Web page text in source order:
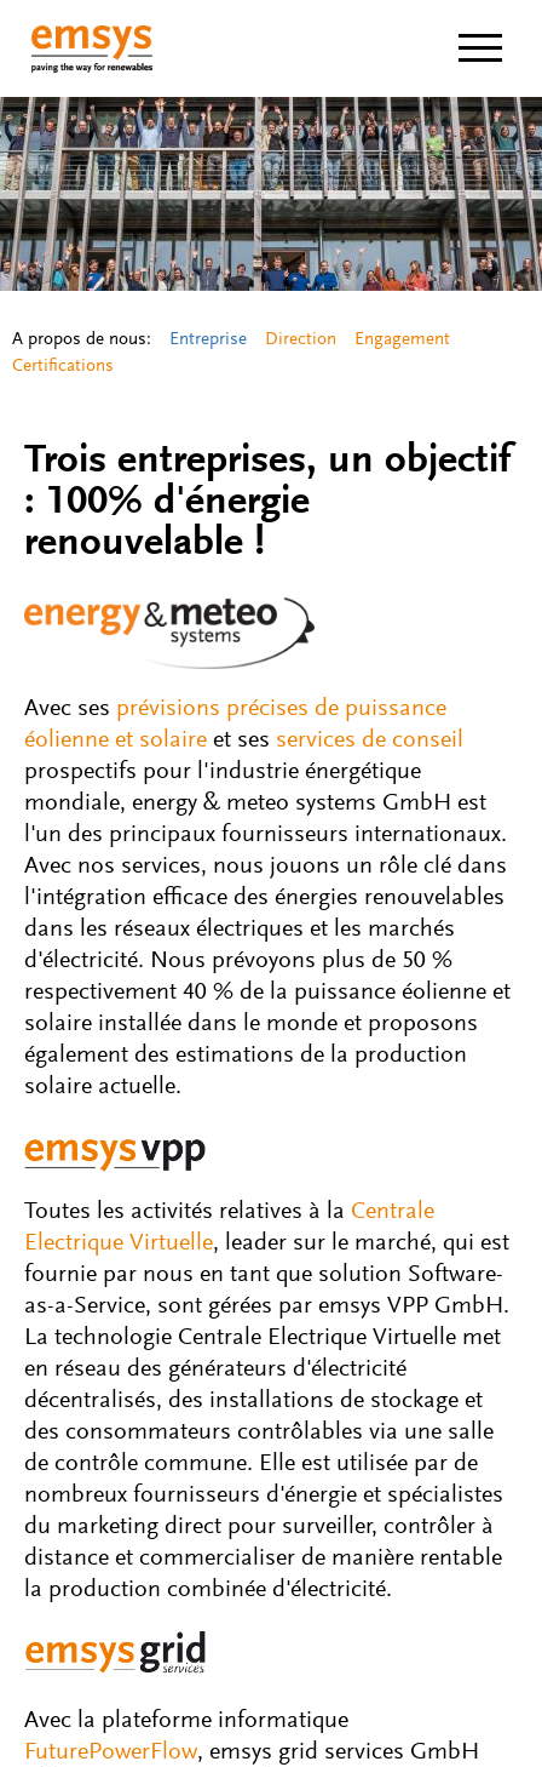
A propos de nous: Entreprise Direction
Engagement
Certifications
Trois entreprises, un objectif
: 100% d'énergie
renouvelable !
Avec ses prévisions précises de puissance
éolienne et solaire et ses services de conseil
prospectifs pour l'industrie énergétique
mondiale, energy & meteo systems GmbH est
l'un des principaux fournisseurs internationaux.
Avec nos services, nous jouons un rôle clé dans
l'intégration efficace des énergies renouvelables
dans les réseaux électriques et les marchés
d'électricité. Nous prévoyons plus de 50 %
respectivement 40 % de la puissance éolienne et
solaire installée dans le monde et proposons
également des estimations de la production
solaire actuelle.
Toutes les activités relatives à la Centrale
Electrique Virtuelle, leader sur le marché, qui est
fournie par nous en tant que solution Software-
as-a-Service, sont gérées par emsys VPP GmbH.
La technologie Centrale Electrique Virtuelle met
en réseau des générateurs d'électricité
décentralisés, des installations de stockage et
des consommateurs contrôlables via une salle
de contrôle commune. Elle est utilisée par de
nombreux fournisseurs d'énergie et spécialistes
du marketing direct pour surveiller, contrôler à
distance et commercialiser de manière rentable
la production combinée d'électricité.
Avec la plateforme informatique
FuturePowerFlow, emsys grid services GmbH